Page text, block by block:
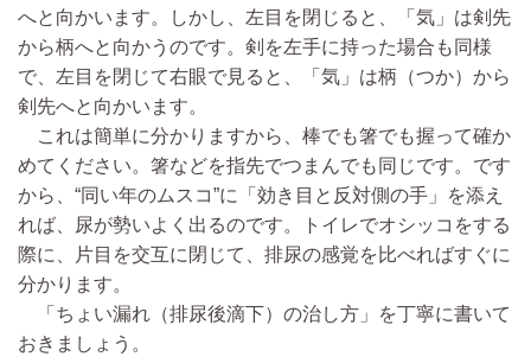
へと向かいます。しかし、左目を閉じると、「気」は剣先
から柄へと向かうのです。剣を左手に持った場合も同様
で、左目を閉じて右眼で見ると、「気」は柄（つか）から
剣先へと向かいます。
これは簡単に分かりますから、棒でも箸でも握って確か
めてください。箸などを指先でつまんでも同じです。です
から、“同い年のムスコ”に「効き目と反対側の手」を添え
れば、尿が勢いよく出るのです。トイレでオシッコをする
際に、片目を交互に閉じて、排尿の感覚を比べればすぐに
分かります。
「ちょい漏れ（排尿後滴下）の治し方」を丁寧に書いて
おきましょう。